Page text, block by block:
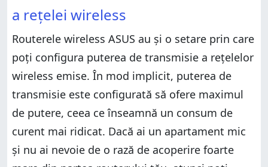
a rețelei wireless
Routerele wireless ASUS au și o setare prin care
poți configura puterea de transmisie a rețelelor
wireless emise. În mod implicit, puterea de
transmisie este configurată să ofere maximul
de putere, ceea ce înseamnă un consum de
curent mai ridicat. Dacă ai un apartament mic
și nu ai nevoie de o rază de acoperire foarte